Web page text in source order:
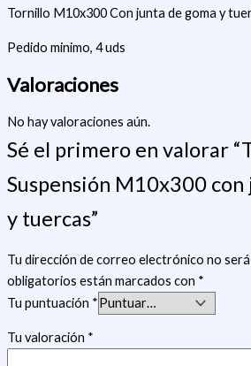
Tornillo M10x300 Con junta de goma y
Pedido minimo, 4 uds
Valoraciones
No hay valoraciones aún.
Sé el primero en valorar
Suspensión M10x300 con
y tuercas”
Tu dirección de correo electrónico no
obligatorios están marcados con *
Tu puntuación *
Tu valoración *